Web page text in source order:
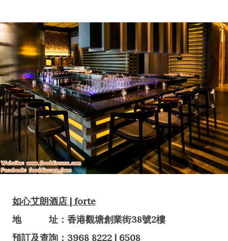
如心艾朗酒店 | forte
地 址：香港觀塘創業街38號2樓
預訂及查詢：3968 8222 | 6508